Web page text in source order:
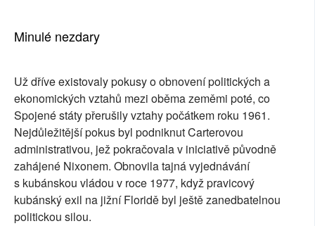
Minulé nezdary
Už dříve existovaly pokusy o obnovení politických a
ekonomických vztahů mezi oběma zeměmi poté, co
Spojené státy přerušily vztahy počátkem roku 1961.
Nejdůležitější pokus byl podniknut Carterovou
administrativou, jež pokračovala v iniciativě původně
zahájené Nixonem. Obnovila tajná vyjednávání
s kubánskou vládou v roce 1977, když pravicový
kubánský exil na jižní Floridě byl ještě zanedbatelnou
politickou silou.